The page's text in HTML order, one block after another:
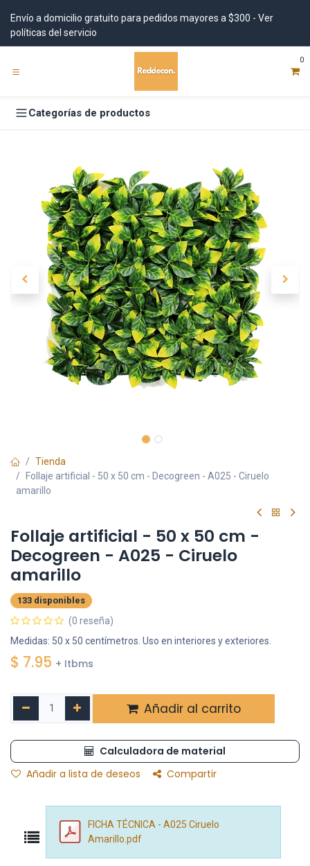
Envío a domicilio gratuito para pedidos mayores a $300 - Ver
políticas del servicio
0
Categorías de productos
Tienda
Follaje artificial - 50 x 50 cm - Decogreen - A025 - Ciruelo
amarillo
Follaje artificial - 50 x 50 cm -
Decogreen - A025 - Ciruelo
amarillo
133 disponibles
(0 reseña)
Medidas: 50 x 50 centímetros. Uso en interiores y exteriores.
$ 7.95 + Itbms
Añadir al carrito
Calculadora de material
Añadir a lista de deseos
Compartir
FICHA TÉCNICA - A025 Ciruelo
Amarillo.pdf